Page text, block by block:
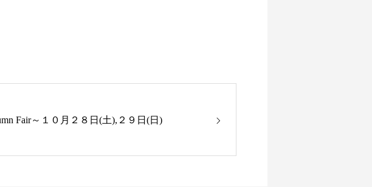
Fair～１０月２８日(土),２９日(日)